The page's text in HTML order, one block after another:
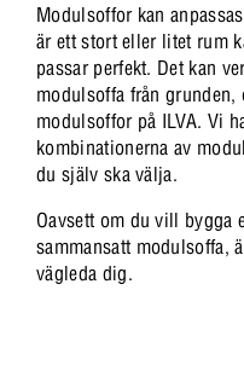
Modulsoffor kan
är ett stort eller litet rum
passar perfekt. Det kan
modulsoffa från
modulsoffor på ILVA. Vi
kombinationerna av
du själv ska välja.
Oavsett om du vill bygga
sammansatt modulsoffa,
vägleda dig.